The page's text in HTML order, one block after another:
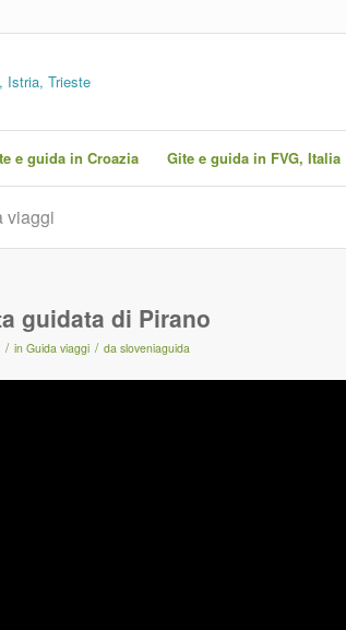
e guida in Croazia Gite e guida in FVG, Italia
viaggi
guidata di Pirano
/ in Guida viaggi / da sloveniaguida